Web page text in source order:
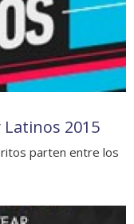
2015
parten entre los